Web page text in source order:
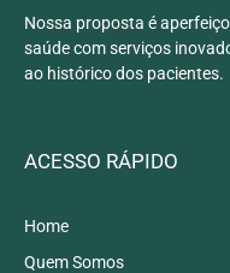
Nossa proposta é
saúde com serviços
ao histórico dos pacientes.
ACESSO RÁPIDO
Home
Quem Somos